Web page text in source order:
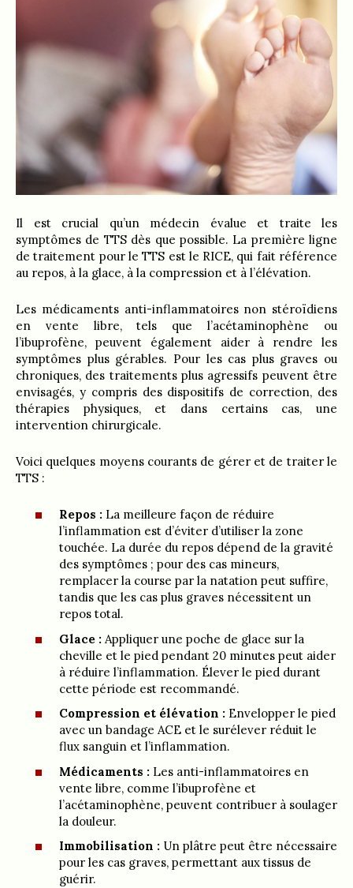
Il est crucial qu’un médecin évalue et traite les
symptômes de TTS dès que possible. La première ligne
de traitement pour le TTS est le RICE, qui fait référence
au repos, à la glace, à la compression et à l’élévation.
Les médicaments anti-inflammatoires non stéroïdiens
en vente libre, tels que l’acétaminophène ou
l’ibuprofène, peuvent également aider à rendre les
symptômes plus gérables. Pour les cas plus graves ou
chroniques, des traitements plus agressifs peuvent être
envisagés, y compris des dispositifs de correction, des
thérapies physiques, et dans certains cas, une
intervention chirurgicale.
Voici quelques moyens courants de gérer et de traiter le
TTS :
Repos : La meilleure façon de réduire
l’inflammation est d’éviter d’utiliser la zone
touchée. La durée du repos dépend de la gravité
des symptômes ; pour des cas mineurs,
remplacer la course par la natation peut suffire,
tandis que les cas plus graves nécessitent un
repos total.
Glace : Appliquer une poche de glace sur la
cheville et le pied pendant 20 minutes peut aider
à réduire l’inflammation. Élever le pied durant
cette période est recommandé.
Compression et élévation : Envelopper le pied
avec un bandage ACE et le surélever réduit le
flux sanguin et l’inflammation.
Médicaments : Les anti-inflammatoires en
vente libre, comme l’ibuprofène et
l’acétaminophène, peuvent contribuer à soulager
la douleur.
Immobilisation : Un plâtre peut être nécessaire
pour les cas graves, permettant aux tissus de
guérir.